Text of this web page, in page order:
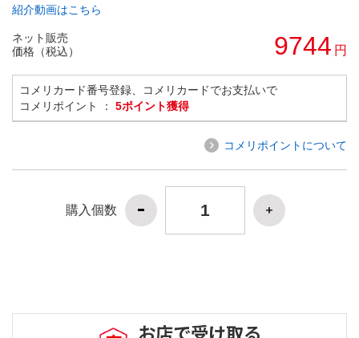
紹介動画はこちら
ネット販売
価格（税込）
9744 円
コメリカード番号登録、コメリカードでお支払いで
コメリポイント ： 5ポイント獲得
コメリポイントについて
購入個数
お店で受け取る